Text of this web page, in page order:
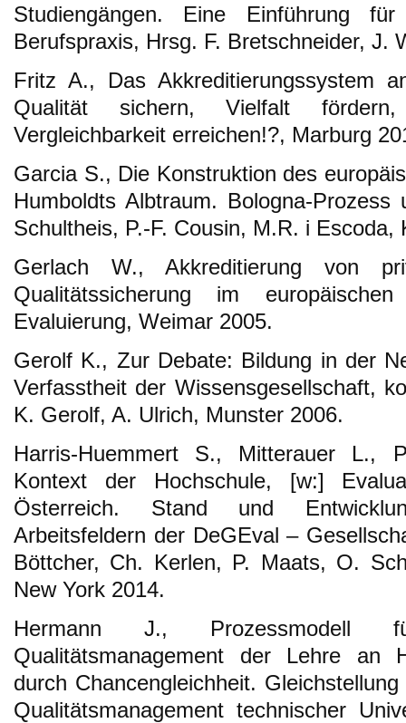
Studiengängen. Eine Einführung
Berufspraxis, Hrsg. F. Bretschneider, J.
Fritz A., Das Akkreditierungssystem
Qualität sichern, Vielfalt fördern,
Vergleichbarkeit erreichen!?, Marburg
Garcia S., Die Konstruktion des
Humboldts Albtraum. Bologna-
Schultheis, P.-F. Cousin, M.R. i Escoda,
Gerlach W., Akkreditierung von
Qualitätssicherung im
Evaluierung, Weimar 2005.
Gerolf K., Zur Debate: Bildung in der
Verfasstheit der Wissensgesellschaft,
K. Gerolf, A. Ulrich, Munster 2006.
Harris-Huemmert S., Mitterauer L.,
Kontext der Hochschule, [w:]
Österreich. Stand und
Arbeitsfeldern der DeGEval –
Böttcher, Ch. Kerlen, P. Maats, O.
New York 2014.
Hermann J., Prozessmodell
Qualitätsmanagement der Lehre an
durch Chancengleichheit.
Qualitätsmanagement technischer